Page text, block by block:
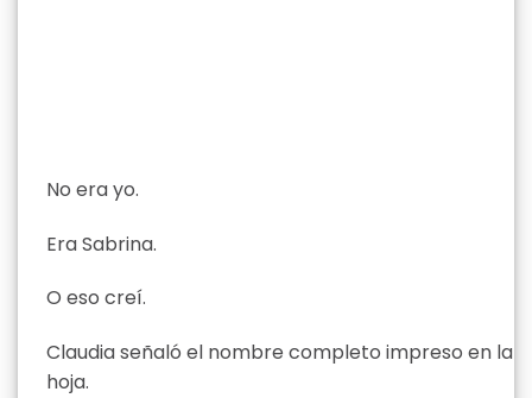
No era yo.
Era Sabrina.
O eso creí.
Claudia señaló el nombre completo impreso en la
hoja.